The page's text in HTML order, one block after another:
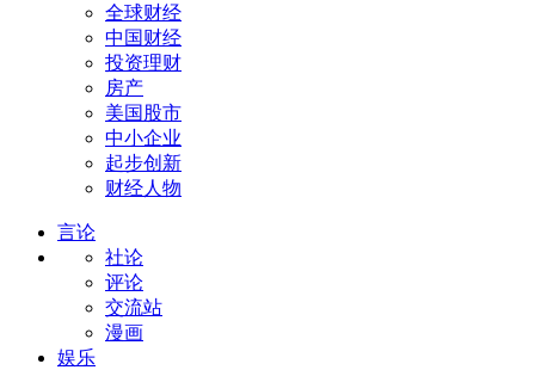
全球财经
中国财经
投资理财
房产
美国股市
中小企业
起步创新
财经人物
言论
社论
评论
交流站
漫画
娱乐